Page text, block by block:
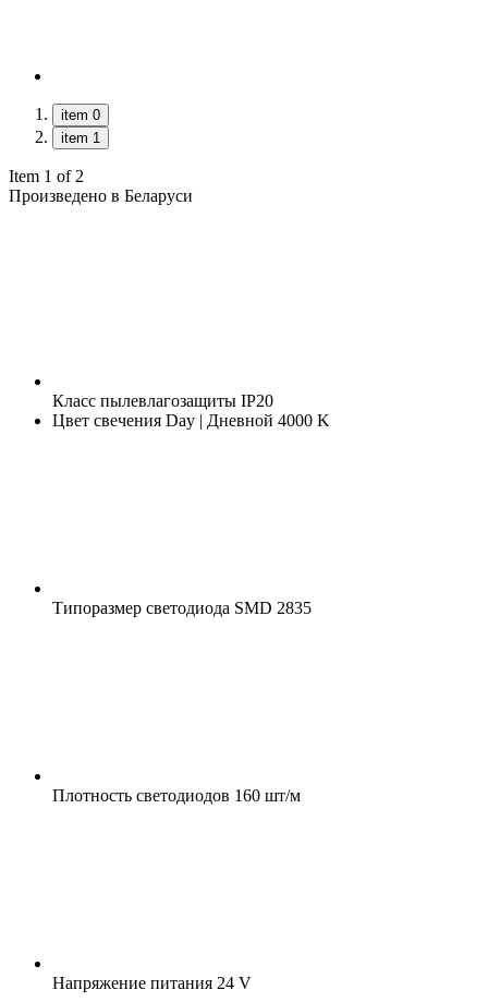
item 0
item 1
Item 1 of 2
Произведено в Беларуси
Класс пылевлагозащиты IP20
Цвет свечения Day | Дневной 4000 K
Типоразмер светодиода SMD 2835
Плотность светодиодов 160 шт/м
Напряжение питания 24 V